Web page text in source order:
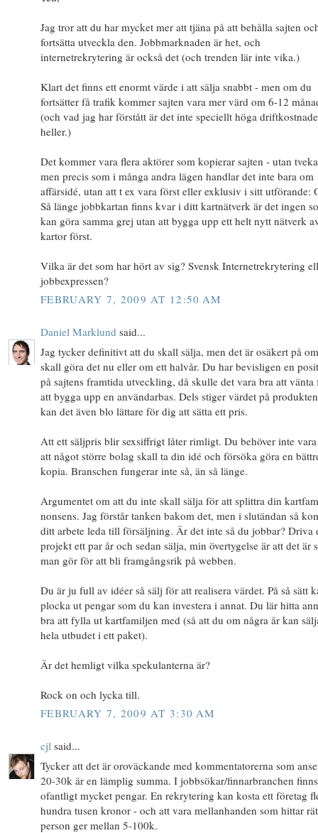
Jag tror att du har mycket mer att tjäna på att behålla sajten
fortsätta utveckla den. Jobbmarknaden är het, och
internetrekrytering är också det (och trenden lär inte vika.)
Klart det finns ett enormt värde i att sälja snabbt - men om du
fortsätter få trafik kommer sajten vara mer värd om 6-12
(och vad jag har förstått är det inte speciellt höga
heller.)
Det kommer vara flera aktörer som kopierar sajten - utan
men precis som i många andra lägen handlar det inte bara om
affärsidé, utan att t ex vara först eller exklusiv i sitt utförande:
Så länge jobbkartan finns kvar i ditt kartnätverk är det ingen
kan göra samma grej utan att bygga upp ett helt nytt nätverk
kartor först.
Vilka är det som har hört av sig? Svensk Internetrekrytering
jobbexpressen?
FEBRUARY 7, 2009 AT 12:50 AM
Daniel Marklund said...
Jag tycker definitivt att du skall sälja, men det är osäkert på
skall göra det nu eller om ett halvår. Du har bevisligen en
på sajtens framtida utveckling, då skulle det vara bra att vänta
att bygga upp en användarbas. Dels stiger värdet på
kan det även blo lättare för dig att sätta ett pris.
Att ett säljpris blir sexsiffrigt låter rimligt. Du behöver inte
att något större bolag skall ta din idé och försöka göra en
kopia. Branschen fungerar inte så, än så länge.
Argumentet om att du inte skall sälja för att splittra din
nonsens. Jag förstår tanken bakom det, men i slutändan så
ditt arbete leda till försäljning. Är det inte så du jobbar? Driva
projekt ett par år och sedan sälja, min övertygelse är att det är
man gör för att bli framgångsrik på webben.
Du är ju full av idéer så sälj för att realisera värdet. På så sätt
plocka ut pengar som du kan investera i annat. Du lär hitta
bra att fylla ut kartfamiljen med (så att du om några år kan
hela utbudet i ett paket).
Är det hemligt vilka spekulanterna är?
Rock on och lycka till.
FEBRUARY 7, 2009 AT 3:30 AM
cjl said...
Tycker att det är oroväckande med kommentatorerna som
20-30k är en lämplig summa. I jobbsökar/finnarbranchen
ofantligt mycket pengar. En rekrytering kan kosta ett företag
hundra tusen kronor - och att vara mellanhanden som hittar
person ger mellan 5-100k.